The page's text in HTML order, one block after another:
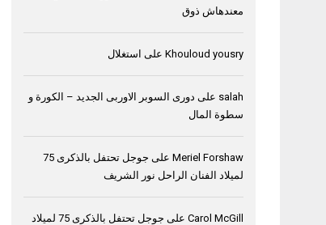
معندهاش ذوق
Khouloud yousry على استغلال
salah على دورى السوبر الاوربى الجديد – الكورة و
سطوة المال
Meriel Forshaw على
جوجل تحتفل بالذكرى 75
لميلاد الفنان الراحل نور الشريف
Carol McGill على
جوجل تحتفل بالذكرى 75 لميلاد